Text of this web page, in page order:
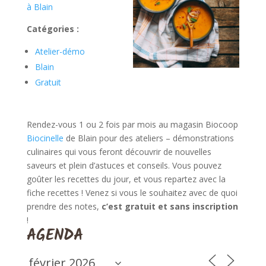
à Blain
Catégories :
Atelier-démo
Blain
Gratuit
Rendez-vous 1 ou 2 fois par mois au magasin Biocoop
Biocinelle de Blain pour des ateliers – démonstrations
culinaires qui vous feront découvrir de nouvelles
saveurs et plein d’astuces et conseils. Vous pouvez
goûter les recettes du jour, et vous repartez avec la
fiche recettes ! Venez si vous le souhaitez avec de quoi
prendre des notes, c’est gratuit et sans inscription
!
AGENDA